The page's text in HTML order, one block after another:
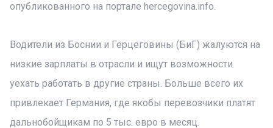
опубликованного на портале hercegovina.info.
Водители из Боснии и Герцеговины (БиГ) жалуются на
низкие зарплаты в отрасли и ищут возможности
уехать работать в другие страны. Больше всего их
привлекает Германия, где якобы перевозчики платят
дальнобойщикам по 5 тыс. евро в месяц.